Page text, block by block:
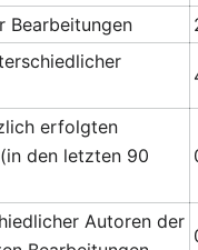
Bearbeitungen
erfolgten
den letzten 90
Autoren der